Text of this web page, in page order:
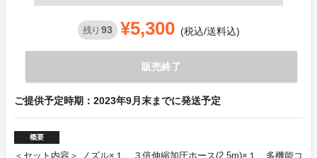
残り 93 ¥5,300 (税込/送料込)
販売終了
ご提供予定時期：2023年9月末までに発送予定
概要
＜セット内容＞ ノズル×１、３倍伸縮加圧ホース(2.5m)×１、多機能コ